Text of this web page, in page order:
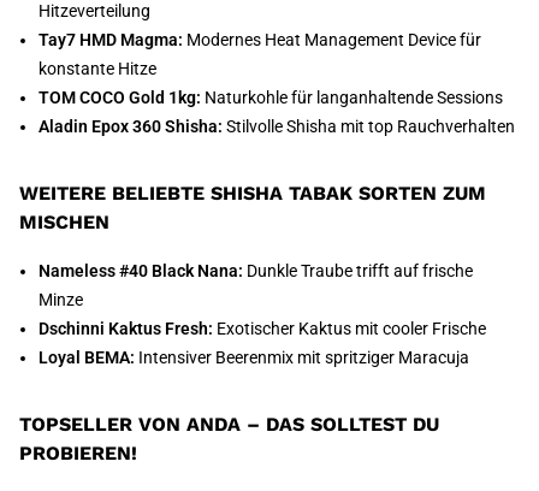
Hitzeverteilung
Tay7 HMD Magma: Modernes Heat Management Device für
konstante Hitze
TOM COCO Gold 1kg: Naturkohle für langanhaltende Sessions
Aladin Epox 360 Shisha: Stilvolle Shisha mit top Rauchverhalten
WEITERE BELIEBTE SHISHA TABAK SORTEN ZUM
MISCHEN
Nameless #40 Black Nana: Dunkle Traube trifft auf frische
Minze
Dschinni Kaktus Fresh: Exotischer Kaktus mit cooler Frische
Loyal BEMA: Intensiver Beerenmix mit spritziger Maracuja
TOPSELLER VON ANDA – DAS SOLLTEST DU
PROBIEREN!